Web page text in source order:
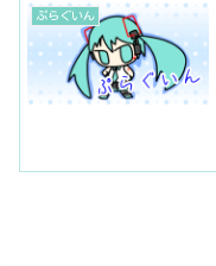
ぷらぐいん